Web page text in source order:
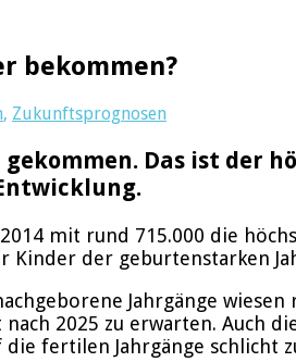
bekommen?
, Zukunftsprognosen
Das ist der
mit rund 715.000 die
der geburtenstarken
Jahrgänge
2025 zu erwarten. Auch
fertilen Jahrgänge schlicht